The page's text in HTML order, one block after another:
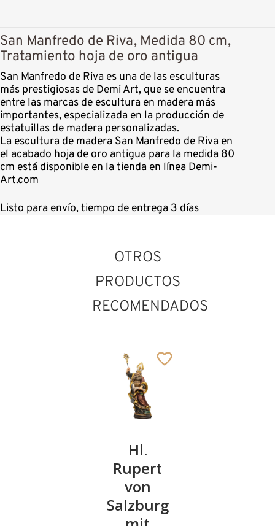
San Manfredo de Riva, Medida 80 cm,
Tratamiento hoja de oro antigua
San Manfredo de Riva es una de las esculturas
más prestigiosas de Demi Art, que se encuentra
entre las marcas de escultura en madera más
importantes, especializada en la producción de
estatuillas de madera personalizadas.
La escultura de madera San Manfredo de Riva en
el acabado hoja de oro antigua para la medida 80
cm está disponible en la tienda en línea Demi-
Art.com
Listo para envío, tiempo de entrega 3 días
OTROS
PRODUCTOS
RECOMENDADOS
Hl.
Rupert
von
Salzburg